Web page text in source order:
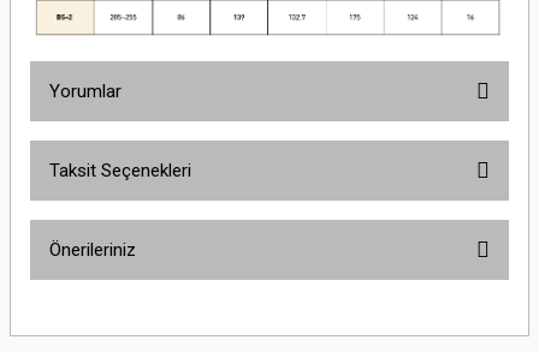
Yorumlar
Taksit Seçenekleri
Önerileriniz
yetersiz gördüğünüz noktaları öneri formunu kullanarak tarafımıza